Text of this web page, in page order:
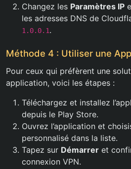
Changez les Paramètres IP
les adresses DNS de
1.0.0.1.
Méthode 4 : Utiliser une
Pour ceux qui préfèrent une
application, voici les étapes :
Téléchargez et installez
depuis le Play Store.
Ouvrez l’application et
personnalisé dans la liste.
Tapez sur Démarrer et
connexion VPN.